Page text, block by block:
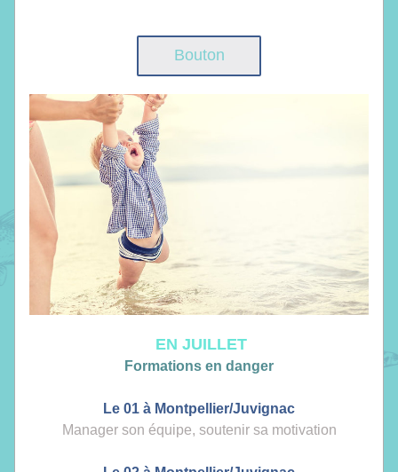
Bouton
EN JUILLET
Formations en danger
Le 01 à Montpellier/Juvignac
Manager son équipe, soutenir sa motivation